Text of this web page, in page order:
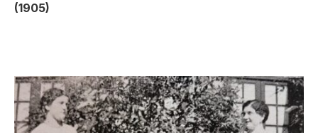
(1905)